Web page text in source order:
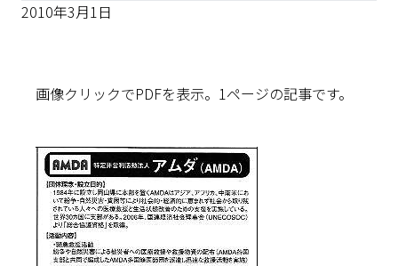
2010年3月1日
画像クリックでPDFを表示。1ページの記事です。